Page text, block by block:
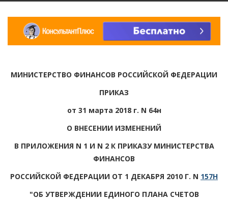
МИНИСТЕРСТВО ФИНАНСОВ РОССИЙСКОЙ ФЕДЕРАЦИИ
ПРИКАЗ
от 31 марта 2018 г. N 64н
О ВНЕСЕНИИ ИЗМЕНЕНИЙ
В ПРИЛОЖЕНИЯ N 1 И N 2 К ПРИКАЗУ МИНИСТЕРСТВА
ФИНАНСОВ
РОССИЙСКОЙ ФЕДЕРАЦИИ ОТ 1 ДЕКАБРЯ 2010 Г. N 157Н
"ОБ УТВЕРЖДЕНИИ ЕДИНОГО ПЛАНА СЧЕТОВ